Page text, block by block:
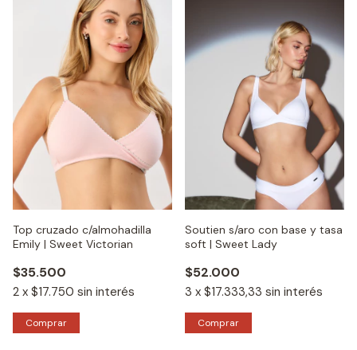
Top cruzado c/almohadilla
Emily | Sweet Victorian
$35.500
2 x $17.750 sin interés
Comprar
Soutien s/aro con base y tasa
soft | Sweet Lady
$52.000
3 x $17.333,33 sin interés
Comprar